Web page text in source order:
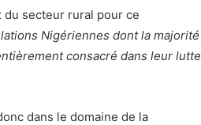
du secteur rural pour ce
Nigériennes dont la majorité
consacré dans leur lutte
dans le domaine de la